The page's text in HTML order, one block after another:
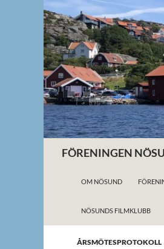
FÖRENINGEN
OM NÖSUND
NÖSUNDS FILMKLUBB
ÅRSMÖTESPROTOKOLL